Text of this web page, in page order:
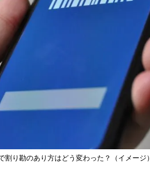
割り勘のあり方はどう変わった？（イメージ）